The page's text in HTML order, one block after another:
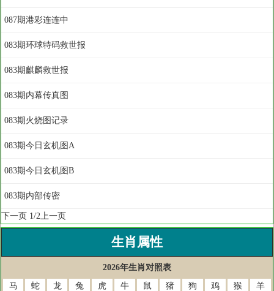
087期港彩连连中
083期环球特码救世报
083期麒麟救世报
083期内幕传真图
083期火烧图记录
083期今日玄机图A
083期今日玄机图B
083期内部传密
下一页 1/2 上一页
生肖属性
2026年生肖对照表
马
蛇 龙 兔 虎 牛 鼠 猪 狗 鸡 猴
羊